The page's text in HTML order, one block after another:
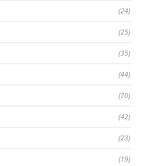
(24)
(25)
(35)
(44)
(70)
(42)
(23)
(19)